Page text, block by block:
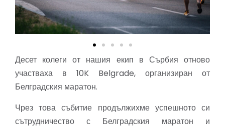
Десет колеги от нашия екип в Сърбия отново
участваха в 10K Belgrade, организиран от
Белградския маратон.
Чрез това събитие продължихме успешното си
сътрудничество с Белградския маратон и